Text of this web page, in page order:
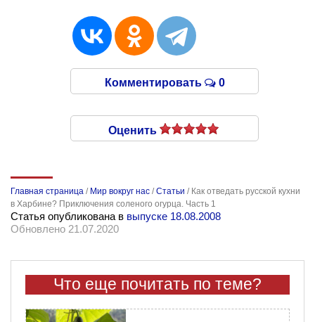
Комментировать 0
Оценить
Главная страница / Мир вокруг нас /Статьи / Как отведать русской кухни
в Харбине? Приключения соленого огурца. Часть 1
Статья опубликована в выпуске 18.08.2008
Обновлено 21.07.2020
Что еще почитать по теме?